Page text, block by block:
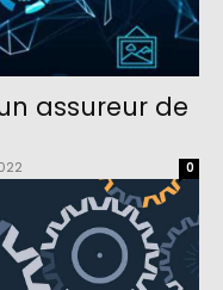
assureur de
0